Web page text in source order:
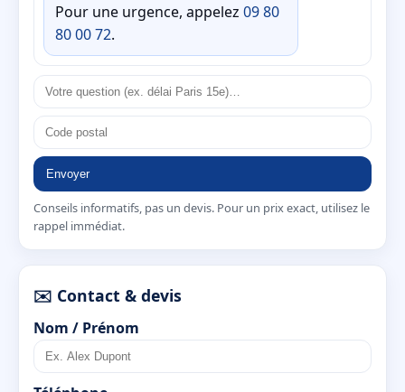
Pour une urgence, appelez 09 80
80 00 72.
Envoyer
Conseils informatifs, pas un devis. Pour un prix exact, utilisez le
rappel immédiat.
✉️ Contact & devis
Nom / Prénom